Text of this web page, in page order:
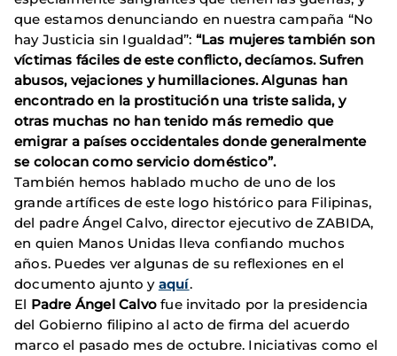
que estamos denunciando en nuestra campaña “No
hay Justicia sin Igualdad”: “Las mujeres también son
víctimas fáciles de este conflicto, decíamos. Sufren
abusos, vejaciones y humillaciones. Algunas han
encontrado en la prostitución una triste salida, y
otras muchas no han tenido más remedio que
emigrar a países occidentales donde generalmente
se colocan como servicio doméstico”.
También hemos hablado mucho de uno de los
grande artífices de este logo histórico para Filipinas,
del padre Ángel Calvo, director ejecutivo de ZABIDA,
en quien Manos Unidas lleva confiando muchos
años. Puedes ver algunas de su reflexiones en el
documento ajunto y aquí.
El Padre Ángel Calvo fue invitado por la presidencia
del Gobierno filipino al acto de firma del acuerdo
marco el pasado mes de octubre. Iniciativas como el